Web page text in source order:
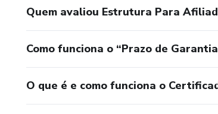
Quem avaliou Estrutura Para
Como funciona o “Prazo de
O que é e como funciona o